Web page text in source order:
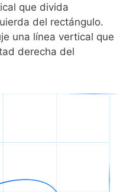
que divida
del rectángulo.
una línea vertical que
derecha del